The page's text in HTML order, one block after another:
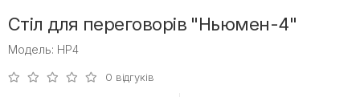
Стіл для переговорів "Ньюмен-4"
Модель: НР4
0 відгуків